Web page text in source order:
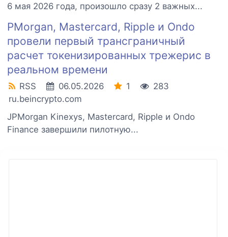
6 мая 2026 года, произошло сразу 2 важных...
PMorgan, Mastercard, Ripple и Ondo
провели первый трансграничный
расчет токенизированных трежерис в
реальном времени
RSS 06.05.2026 1
283
ru.beincrypto.com
JPMorgan Kinexys, Mastercard, Ripple и Ondo
Finance завершили пилотную...